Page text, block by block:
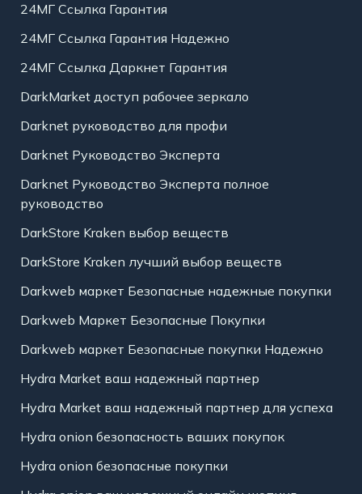
24МГ Ссылка Гарантия
24МГ Ссылка Гарантия Надежно
24МГ Ссылка Даркнет Гарантия
DarkMarket доступ рабочее зеркало
Darknet руководство для профи
Darknet Руководство Эксперта
Darknet Руководство Эксперта полное
руководство
DarkStore Kraken выбор веществ
DarkStore Kraken лучший выбор веществ
Darkweb маркет Безопасные надежные покупки
Darkweb Маркет Безопасные Покупки
Darkweb маркет Безопасные покупки Надежно
Hydra Market ваш надежный партнер
Hydra Market ваш надежный партнер для успеха
Hydra onion безопасность ваших покупок
Hydra onion безопасные покупки